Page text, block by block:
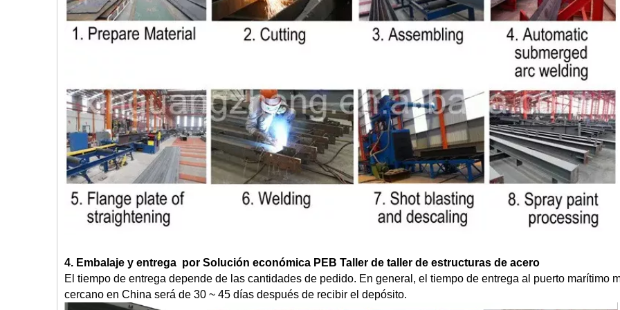
4. Embalaje y entrega por Solución económica PEB Taller de taller de estructuras de acero
El tiempo de entrega depende de las cantidades de pedido. En general, el tiempo de entrega al puerto marítimo
cercano en China será de 30 ~ 45 días después de recibir el depósito.